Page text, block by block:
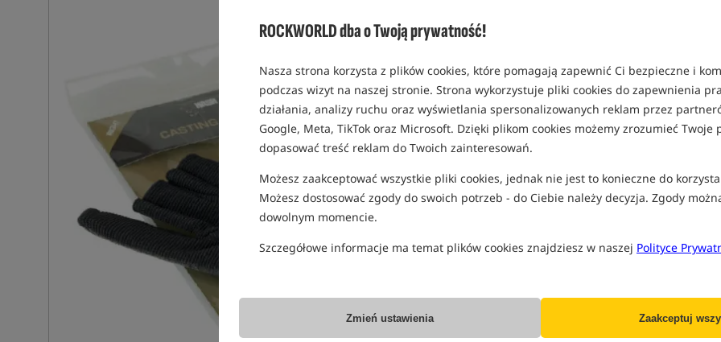
ROCKWORLD dba o Twoją prywatność!
Nasza strona korzysta z plików cookies, które pomagają zapewnić Ci bezpieczne i
podczas wizyt na naszej stronie. Strona wykorzystuje pliki cookies do zapewnienia
działania, analizy ruchu oraz wyświetlania spersonalizowanych reklam przez
Google, Meta, TikTok oraz Microsoft. Dzięki plikom cookies możemy zrozumieć Twoje
dopasować treść reklam do Twoich zainteresowań.
Możesz zaakceptować wszystkie pliki cookies, jednak nie jest to konieczne do
Możesz dostosować zgody do swoich potrzeb - do Ciebie należy decyzja. Zgody
dowolnym momencie.
Szczegółowe informacje ma temat plików cookies znajdziesz w naszej Polityce
Zmień ustawienia Zaakceptuj
MPN: C0311
EAN: 5055144803111